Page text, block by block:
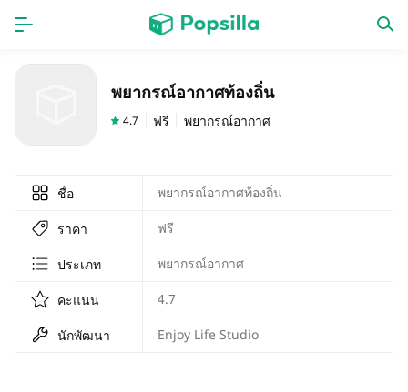
ออกใหม่
พยากรณ์อากาศท้องถิ่น
4.7 ฟรี พยากรณ์อากาศ
ชื่อ พยากรณ์อากาศท้องถิ่น
ราคา ฟรี
ประเภท พยากรณ์อากาศ
คะแนน 4.7
นักพัฒนา Enjoy Life Studio